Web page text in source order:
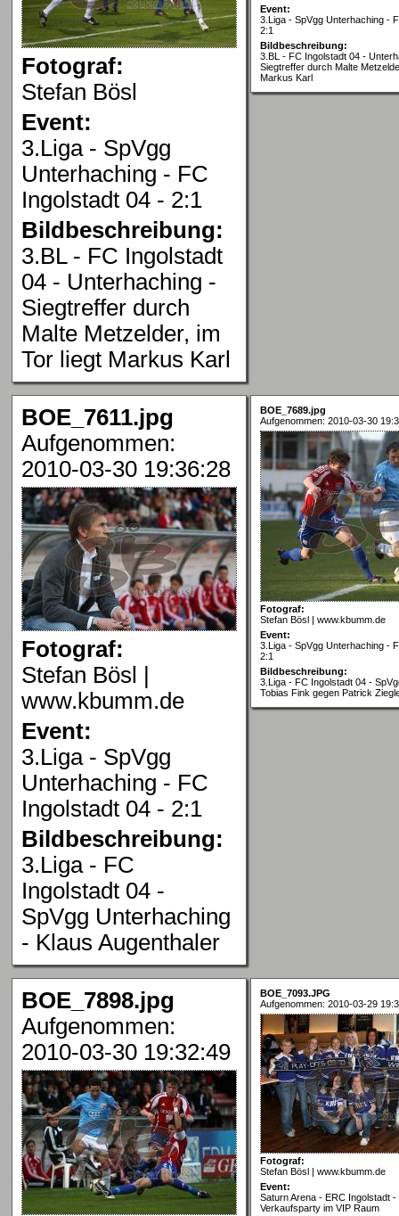
Fotograf:
Stefan Bösl
Event:
3.Liga - SpVgg
Unterhaching - FC
Ingolstadt 04 - 2:1
Bildbeschreibung:
3.BL - FC Ingolstadt
04 - Unterhaching -
Siegtreffer durch
Malte Metzelder, im
Tor liegt Markus Karl
Event:
3.Liga - SpVgg Unterhaching -
2:1
Bildbeschreibung:
3.BL - FC Ingolstadt 04 -
Siegtreffer durch Malte
Markus Karl
BOE_7611.jpg
Aufgenommen:
2010-03-30 19:36:28
Fotograf:
Stefan Bösl |
www.kbumm.de
Event:
3.Liga - SpVgg
Unterhaching - FC
Ingolstadt 04 - 2:1
Bildbeschreibung:
3.Liga - FC
Ingolstadt 04 -
SpVgg Unterhaching
- Klaus Augenthaler
BOE_7689.jpg
Aufgenommen: 2010-03-30
Fotograf:
Stefan Bösl | www.kbumm.de
Event:
3.Liga - SpVgg Unterhaching -
2:1
Bildbeschreibung:
3.Liga - FC Ingolstadt 04 -
Tobias Fink gegen Patrick
BOE_7898.jpg
Aufgenommen:
2010-03-30 19:32:49
BOE_7093.JPG
Aufgenommen: 2010-03-29
Fotograf:
Stefan Bösl | www.kbumm.de
Event:
Saturn Arena - ERC Ingolstadt
Verkaufsparty im VIP Raum